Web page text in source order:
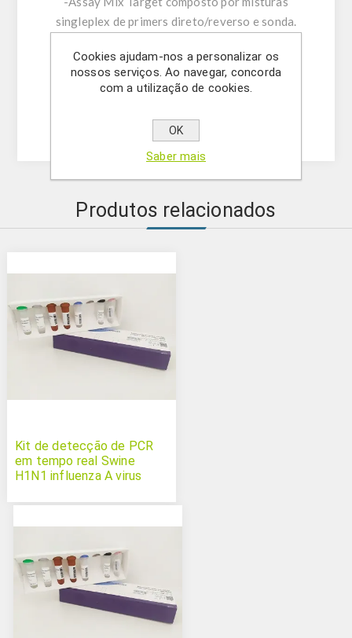
singleplex de primers direto/reverso e sonda.
-DNase/RNase água livre
- (OPCIONAL) Controlo Interno
-Controlo positivo
Produtos relacionados
Kit de detecção de PCR
em tempo real Swine
H1N1 influenza A virus
Cookies ajudam-nos a personalizar os
nossos serviços. Ao navegar, concorda
com a utilização de cookies.
OK
Saber mais